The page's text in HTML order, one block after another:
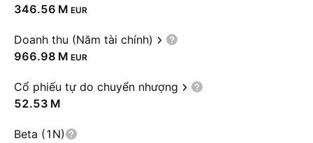
‪346.56 M‬ EUR
Doanh thu (Năm tài chính)
‪966.98 M‬ EUR
Cổ phiếu tự do chuyển nhượng
‪52.53 M‬
Beta (1N)